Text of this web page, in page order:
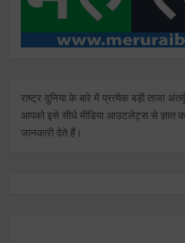
राष्ट्र दुनिया के बारे में प्रत्येक बड़ी ताजा
आपको इसे सीधे मीडिया आउटलेट्स से ज्ञात
जानकारी देते हैं।